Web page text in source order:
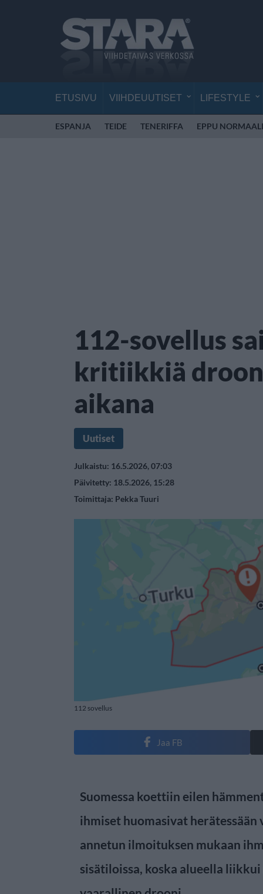
ETUSIVU VIIHDEUUTISET LIFESTYLE
ESPANJA TEIDE TENERIFFA EPPU NORMAALI
112-sovellus
kritiikkiä
aikana
Uutiset
Julkaistu: 16.5.2026, 07:03
Päivitetty: 18.5.2026, 15:28
Toimittaja: Pekka Tuuri
112 sovellus
Jaa FB
Suomessa koettiin eilen
ihmiset huomasivat
annetun ilmoituksen mukaan
sisätiloissa, koska alueella